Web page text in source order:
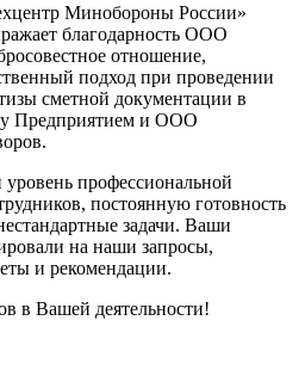
Минобороны России»
благодарность ООО
отношение,
подход при проведении
сметной документации в
Предприятием и ООО
профессиональной
постоянную готовность
задачи. Ваши
на наши запросы,
и рекомендации.
в Вашей деятельности!